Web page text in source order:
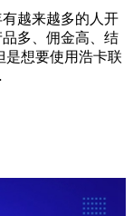
越来越多的人开
多、佣金高、结
是想要使用浩卡联